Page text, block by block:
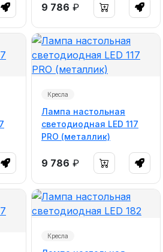
9 786 ₽
Кресла
Лампа настольная
светодиодная LED 117
PRO (металлик)
9 786 ₽
Кресла